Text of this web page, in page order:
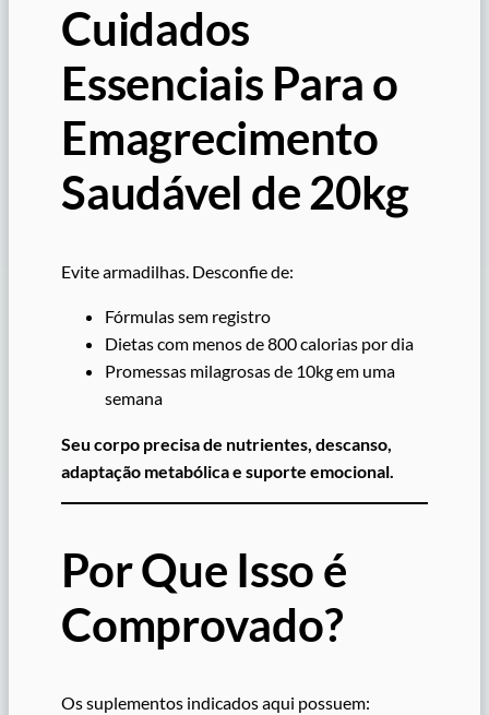
Cuidados
Essenciais Para o
Emagrecimento
Saudável de 20kg
Evite armadilhas. Desconfie de:
Fórmulas sem registro
Dietas com menos de 800 calorias por dia
Promessas milagrosas de 10kg em uma
semana
Seu corpo precisa de nutrientes, descanso,
adaptação metabólica e suporte emocional.
Por Que Isso é
Comprovado?
Os suplementos indicados aqui possuem: